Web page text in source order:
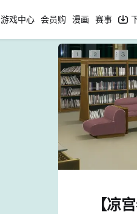
游戏中心 会员购 漫画 赛事
【凉